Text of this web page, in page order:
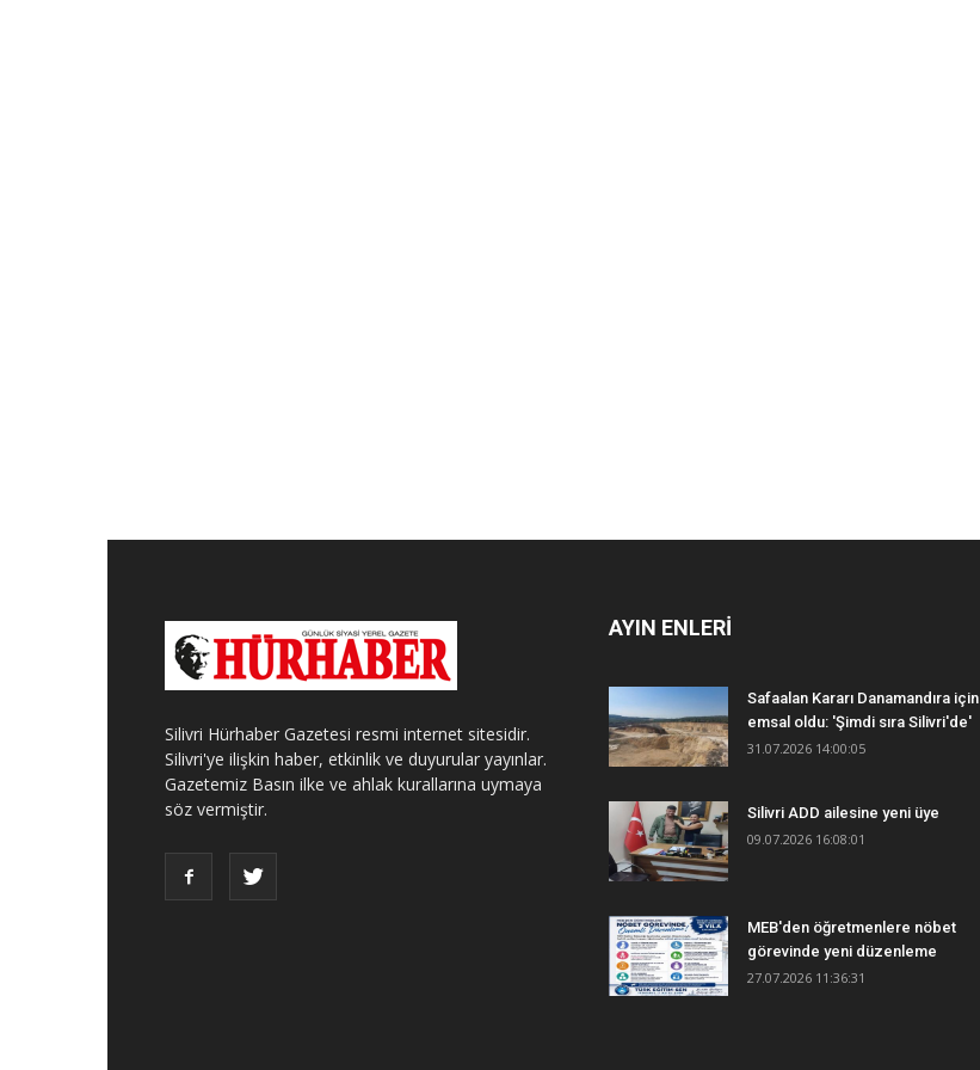
Silivri Hürhaber Gazetesi resmi internet sitesidir.
Silivri'ye ilişkin haber, etkinlik ve duyurular yayınlar.
Gazetemiz Basın ilke ve ahlak kurallarına uymaya
söz vermiştir.
AYIN ENLERİ
Safaalan Kararı Danamandıra için
emsal oldu: 'Şimdi sıra Silivri'de'
31.07.2026 14:00:05
Silivri ADD ailesine yeni üye
09.07.2026 16:08:01
MEB'den öğretmenlere nöbet
görevinde yeni düzenleme
27.07.2026 11:36:31